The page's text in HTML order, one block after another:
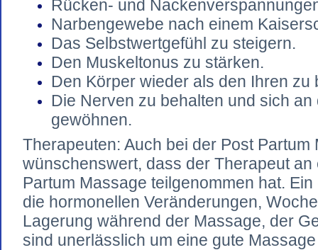
Rücken- und
Narbengewebe nach einem
Das Selbstwertgefühl zu steigern.
Den Muskeltonus zu stärken.
Den Körper wieder als den Ihren zu
Die Nerven zu behalten und sich
gewöhnen.
Therapeuten: Auch bei der Post Partum
wünschenswert, dass der Therapeut
Partum Massage teilgenommen hat.
die hormonellen Veränderungen,
Lagerung während der Massage, der
sind unerlässlich um eine gute